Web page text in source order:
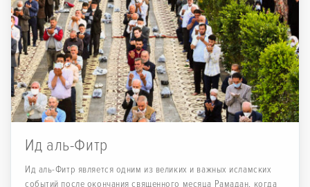
Ид аль-Фитр
Ид аль-Фитр является одним из великих и важных исламских
событий после окончания священного месяца Рамадан, когда